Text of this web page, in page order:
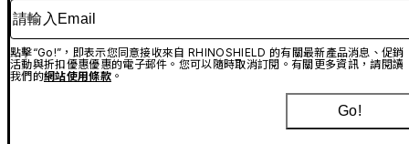
請輸入Email
點擊“Go!”，即表示您同意接收來自 RHINOSHIELD 的有關最新產品消息、促銷
活動與折扣優惠優惠的電子郵件。您可以隨時取消訂閱。有關更多資訊，請閱讀
我們的網站使用條款。
Go!